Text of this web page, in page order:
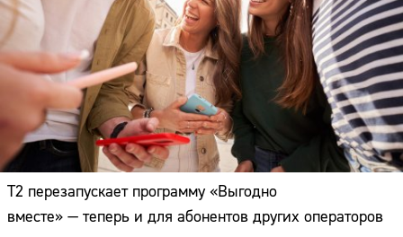
Т2 перезапускает программу «Выгодно
вместе» — теперь и для абонентов других операторов